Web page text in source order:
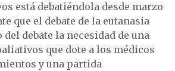
está debatiéndola desde marzo
que el debate de la eutanasia
del debate la necesidad de una
que dote a los médicos
y una partida